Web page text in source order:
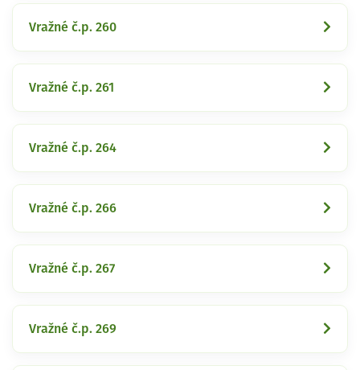
Vražné č.p. 260
Vražné č.p. 261
Vražné č.p. 264
Vražné č.p. 266
Vražné č.p. 267
Vražné č.p. 269